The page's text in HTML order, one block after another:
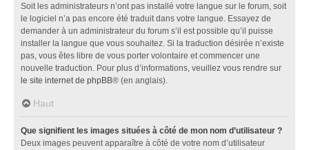
Soit les administrateurs n’ont pas installé votre langue sur le forum, soit
le logiciel n’a pas encore été traduit dans votre langue. Essayez de
demander à un administrateur du forum s’il est possible qu’il puisse
installer la langue que vous souhaitez. Si la traduction désirée n’existe
pas, vous êtes libre de vous porter volontaire et commencer une
nouvelle traduction. Pour plus d’informations, veuillez vous rendre sur
le site internet de phpBB® (en anglais).
Haut
Que signifient les images situées à côté de mon nom d’utilisateur ?
Deux images peuvent apparaître à côté de votre nom d’utilisateur